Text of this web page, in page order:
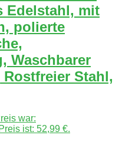
Edelstahl, mit
polierte
Waschbarer
Stahl,
war:
ist: 52,99 €.